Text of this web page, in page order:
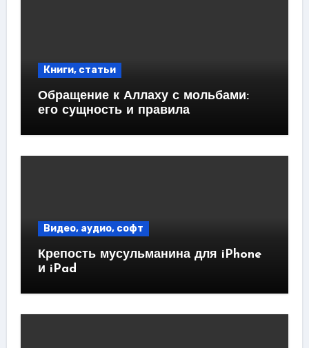
Книги, статьи
Обращение к Аллаху с мольбами:
его сущность и правила
Видео, аудио, софт
Крепость мусульманина для iPhone
и iPad